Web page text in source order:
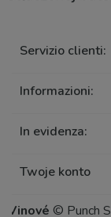
Servizio clienti:
Informazioni:
In evidenza:
Twoje konto
Vinové © Punch